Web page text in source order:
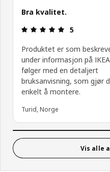
Bra kvalitet.
5
Produktet er som
under informasjon på
følger med en detaljert
bruksanvisning, som gjør
enkelt å montere.
Turid, Norge
Vis alle